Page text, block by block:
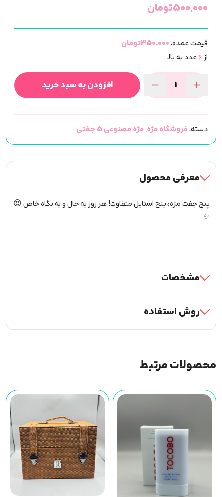
۵۰۰,۰۰۰تومان
قیمت عمده:350.000تومان
از 6عدد به بالا
(مژه
مصنوعی
)
برند
Rush
کد
افزودن به سبد خرید
دسته:فروشگاه مژه,مژه مصنوعی 5 جفتی
معرفی محصول
پنج جفت مژه، پنج استایل متفاوت! هر روز یه حال و یه نگاه خاص 😍
✨
مشخصات
روش استفاده
محصولات مرتبط